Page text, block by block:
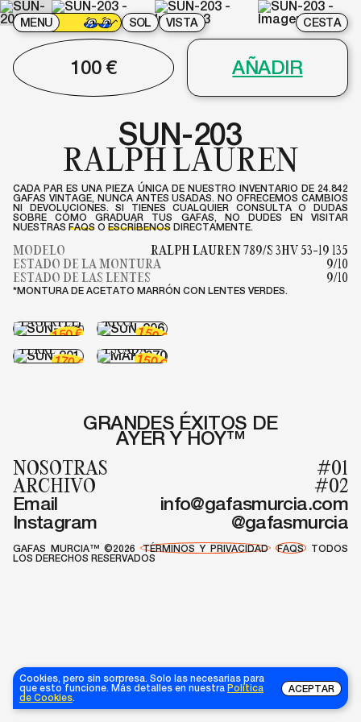
Cookies, pero sin sorpresa. Solo las necesarias para
que esto funcione. Más detalles en nuestra
Política
de Cookies
ACEPTAR
MENU SOL VISTA CESTA
SUN-203
RALPH LAUREN
CADA PAR ES UNA PIEZA ÚNICA DE NUESTRO INVENTARIO DE 24.842
GAFAS VINTAGE, NUNCA ANTES USADAS. NO OFRECEMOS CAMBIOS
NI DEVOLUCIONES. SI TIENES CUALQUIER CONSULTA O DUDAS
SOBRE CÓMO GRADUAR TUS GAFAS, NO DUDES EN VISITAR
NUESTRAS FAQS O ESCRÍBENOS DIRECTAMENTE.
MODELO
RALPH LAUREN 789/S 3HV 53-19 135
ESTADO DE LA MONTURA
9/10
ESTADO DE LAS LENTES
9/10
*MONTURA DE ACETATO MARRÓN CON LENTES VERDES.
100 € AÑADIR
LAGERFELD
150€
SUN-206
RICCI
150€
SUN-201
GIANFRANCO
FERRE
170€
MAK-070
ESCADA
150€
GRANDES ÉXITOS DE
AYER Y HOY™
NOSOTRAS
#01
ARCHIVO
#02
Email
info@gafasmurcia.com
Instagram
@gafasmurcia
GAFAS MURCIA™ ©2026 TÉRMINOS Y PRIVACIDAD FAQS TODOS
LOS DERECHOS RESERVADOS